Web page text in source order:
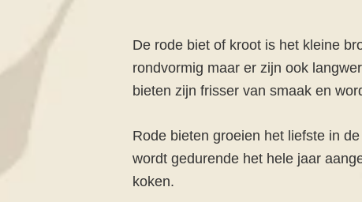
De rode biet of kroot is het kleine
rondvormig maar er zijn ook
bieten zijn frisser van smaak en
Rode bieten groeien het liefste in
wordt gedurende het hele jaar
koken.